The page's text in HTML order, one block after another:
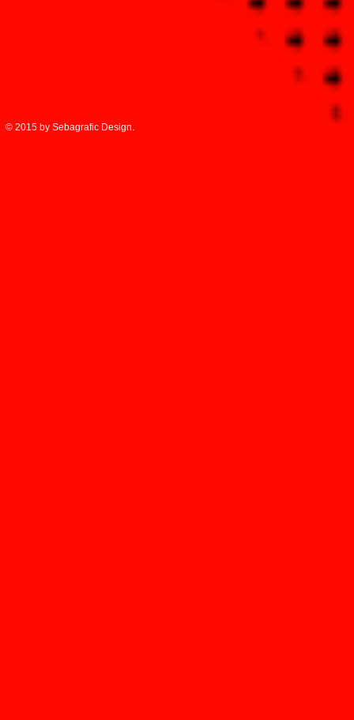
© 2015 by Sebagrafic Design.